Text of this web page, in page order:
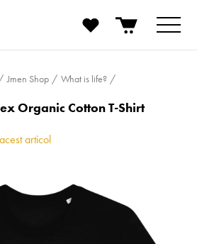
Jmen Shop What is life?
Organic Cotton T-Shirt
articol